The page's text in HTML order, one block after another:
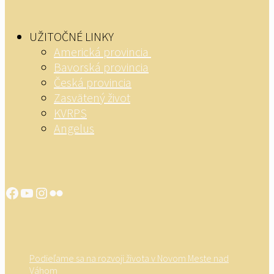
UŽITOČNÉ LINKY
Americká provincia
Bavorská provincia
Česká provincia
Zasvätený život
KVRPS
Angelus
Facebook
YouTube
Instagram
Flickr
Podieľame sa na rozvoji života v Novom Meste nad
Váhom